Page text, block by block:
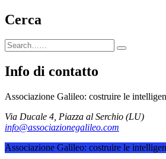
Cerca
Info di contatto
Associazione Galileo: costruire le
Via Ducale 4, Piazza al Serchio (LU)
info@associazionegalileo.com
Associazione Galileo: costruire le